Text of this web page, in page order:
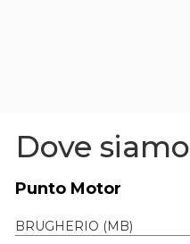
Dove siamo
Punto Motor
BRUGHERIO (MB)